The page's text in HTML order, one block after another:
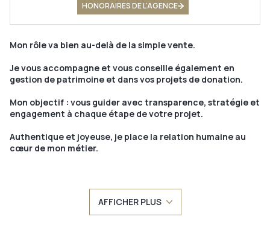
HONORAIRES DE L'AGENCE
Mon rôle va bien au-delà de la simple vente.
Je vous accompagne et vous conseille également en
gestion de patrimoine et dans vos projets de donation.
Mon objectif : vous guider avec transparence, stratégie et
engagement à chaque étape de votre projet.
Authentique et joyeuse, je place la relation humaine au
cœur de mon métier.
AFFICHER PLUS